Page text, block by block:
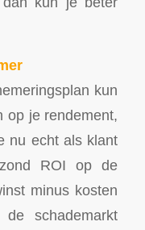
kun
op je rendement,
nu echt als klant
ROI op de
minus kosten
schademarkt